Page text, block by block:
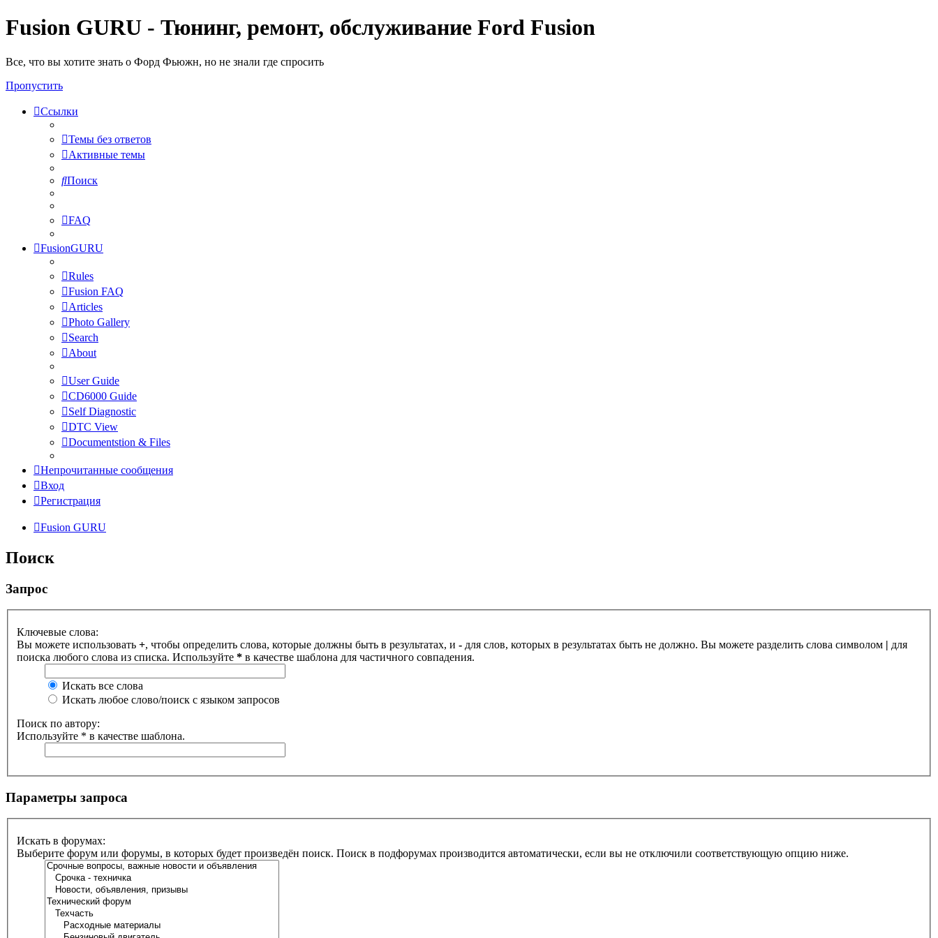
Fusion GURU - Тюнинг, ремонт, обслуживание Ford Fusion
Все, что вы хотите знать о Форд Фьюжн, но не знали где спросить
Пропустить
Ссылки
Темы без ответов
Активные темы
Поиск
FAQ
FusionGURU
Rules
Fusion FAQ
Articles
Photo Gallery
Search
About
User Guide
CD6000 Guide
Self Diagnostic
DTC View
Documentstion & Files
Непрочитанные сообщения
Вход
Регистрация
Fusion GURU
Поиск
Запрос
Ключевые слова:
Вы можете использовать +, чтобы определить слова, которые должны быть в результатах, и - для слов, которых в результатах быть не должно. Вы можете разделить слова символом | для
поиска любого слова из списка. Используйте * в качестве шаблона для частичного совпадения.
Искать все слова
Искать любое слово/поиск с языком запросов
Поиск по автору:
Используйте * в качестве шаблона.
Параметры запроса
Искать в форумах:
Выберите форум или форумы, в которых будет произведён поиск. Поиск в подфорумах производится автоматически, если вы не отключили соответствующую опцию ниже.